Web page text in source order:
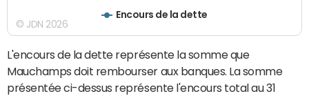
Encours de la dette
© JDN 2026
L'encours de la dette représente la somme que
Mauchamps doit rembourser aux banques. La somme
présentée ci-dessus représente l'encours total au 31